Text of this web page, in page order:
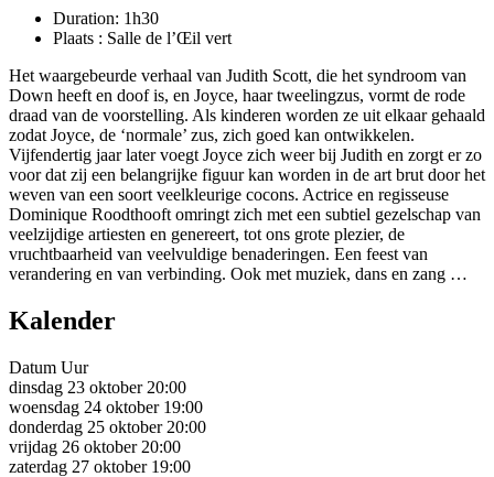
Duration: 1h30
Plaats : Salle de l’Œil vert
Het waargebeurde verhaal van Judith Scott, die het syndroom van
Down heeft en doof is, en Joyce, haar tweelingzus, vormt de rode
draad van de voorstelling. Als kinderen worden ze uit elkaar gehaald
zodat Joyce, de ‘normale’ zus, zich goed kan ontwikkelen.
Vijfendertig jaar later voegt Joyce zich weer bij Judith en zorgt er zo
voor dat zij een belangrijke figuur kan worden in de art brut door het
weven van een soort veelkleurige cocons. Actrice en regisseuse
Dominique Roodthooft omringt zich met een subtiel gezelschap van
veelzijdige artiesten en genereert, tot ons grote plezier, de
vruchtbaarheid van veelvuldige benaderingen. Een feest van
verandering en van verbinding. Ook met muziek, dans en zang …
Kalender
Datum Uur
dinsdag 23 oktober 20:00
woensdag 24 oktober 19:00
donderdag 25 oktober 20:00
vrijdag 26 oktober 20:00
zaterdag 27 oktober 19:00